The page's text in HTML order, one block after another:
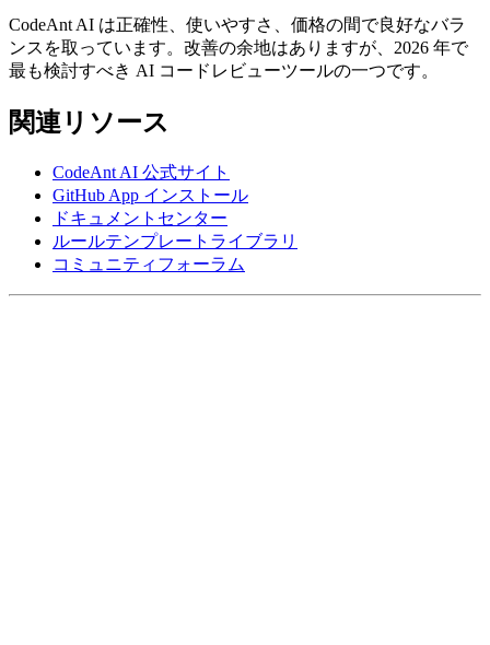
CodeAnt AI は正確性、使いやすさ、価格の間で良好なバラ
ンスを取っています。改善の余地はありますが、2026 年で
最も検討すべき AI コードレビューツールの一つです。
関連リソース
CodeAnt AI 公式サイト
GitHub App インストール
ドキュメントセンター
ルールテンプレートライブラリ
コミュニティフォーラム